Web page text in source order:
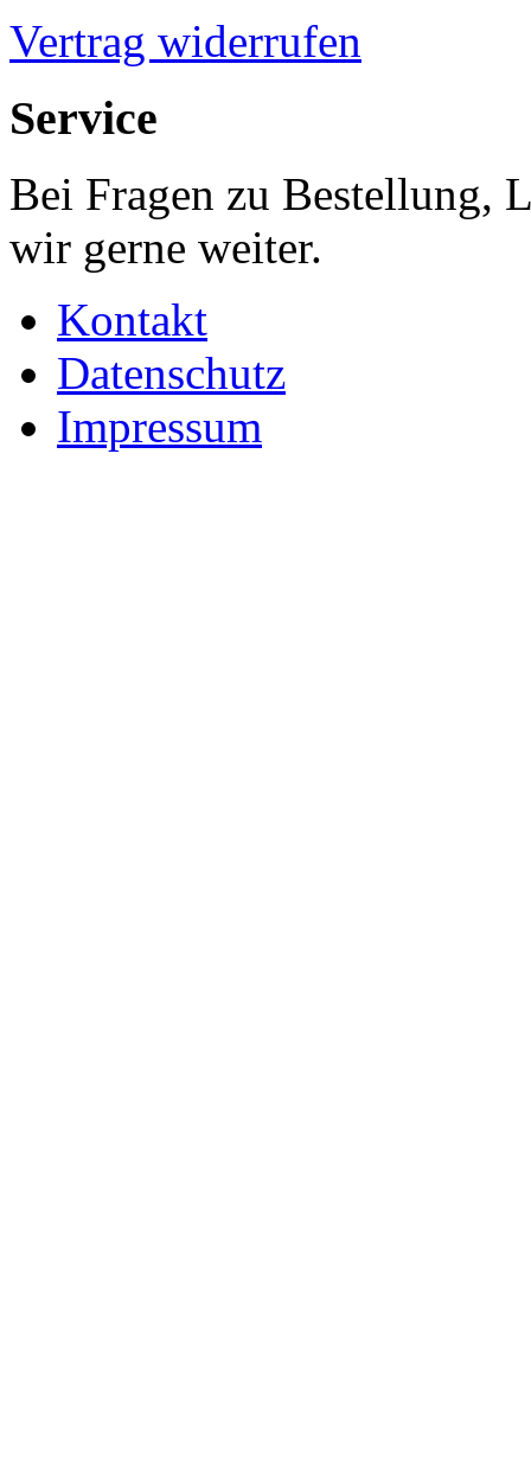
Vertrag widerrufen
Service
Bei Fragen zu Bestellung,
wir gerne weiter.
Kontakt
Datenschutz
Impressum